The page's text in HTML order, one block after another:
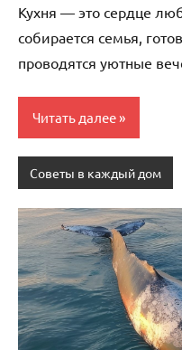
Кухня — это сердце
собирается семья,
проводятся уютные
Читать далее
Советы в каждый дом